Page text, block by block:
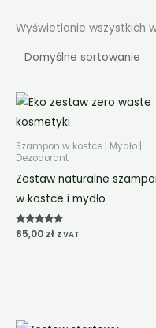
Wyświetlanie wszystkich
Szampon w kostce | Mydło |
Dezodorant
Zestaw naturalne
w kostce i mydło
Oceniono
5.00
85,00 zł z VAT